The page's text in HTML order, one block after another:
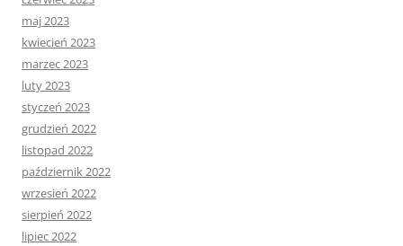
maj 2023
kwiecień 2023
marzec 2023
luty 2023
styczeń 2023
grudzień 2022
listopad 2022
październik 2022
wrzesień 2022
sierpień 2022
lipiec 2022